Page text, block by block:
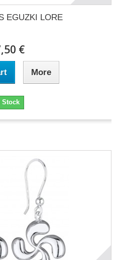
EGUZKI LORE
€
More
Stock